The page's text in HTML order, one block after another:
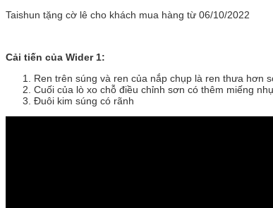
Taishun tặng cờ lê cho khách mua hàng từ 06/10/2022
Cải tiến của Wider 1:
Ren trên súng và ren của nắp chụp là ren thưa hơn
Cuối của lò xo chỗ điều chỉnh sơn có thêm miếng
Đuôi kim súng có rãnh